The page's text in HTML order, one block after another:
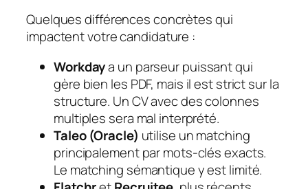
Quelques différences concrètes qui
impactent votre candidature :
Workdaya un parseur puissant qui
gère bien les PDF, mais il est strict sur la
structure. Un CV avec des colonnes
multiples sera mal interprété.
Taleo (Oracle) utilise un matching
principalement par mots-clés exacts.
Le matching sémantique y est limité.